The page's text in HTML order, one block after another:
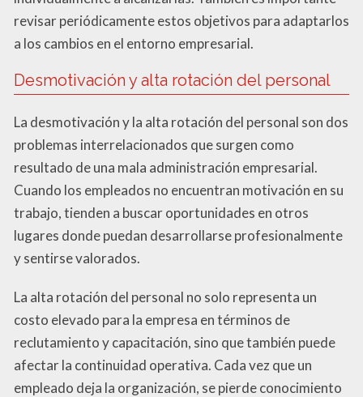
revisar periódicamente estos objetivos para adaptarlos
a los cambios en el entorno empresarial.
Desmotivación y alta rotación del personal
La desmotivación y la alta rotación del personal son dos
problemas interrelacionados que surgen como
resultado de una mala administración empresarial.
Cuando los empleados no encuentran motivación en su
trabajo, tienden a buscar oportunidades en otros
lugares donde puedan desarrollarse profesionalmente
y sentirse valorados.
La alta rotación del personal no solo representa un
costo elevado para la empresa en términos de
reclutamiento y capacitación, sino que también puede
afectar la continuidad operativa. Cada vez que un
empleado deja la organización, se pierde conocimiento